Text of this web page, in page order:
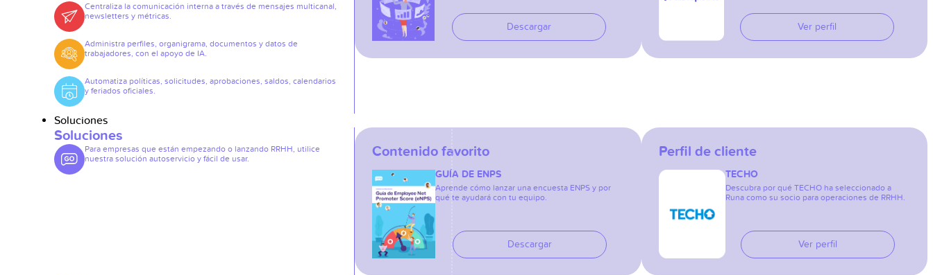
Centraliza la comunicación interna a través de mensajes multicanal,
newsletters y métricas.
Administra perfiles, organigrama, documentos y datos de
trabajadores, con el apoyo de IA.
Automatiza políticas, solicitudes, aprobaciones, saldos, calendarios
y feriados oficiales.
Descargar Ver perfil
Soluciones
Soluciones
Para empresas que están empezando o lanzando RRHH, utilice
nuestra solución autoservicio y fácil de usar.
Contenido favorito
GUÍA DE ENPS
Aprende cómo lanzar una encuesta ENPS y por
qué te ayudará con tu equipo.
Descargar
Perfil de cliente
TECHO
Descubra por qué TECHO ha seleccionado a
Runa como su socio para operaciones de RRHH.
Ver perfil